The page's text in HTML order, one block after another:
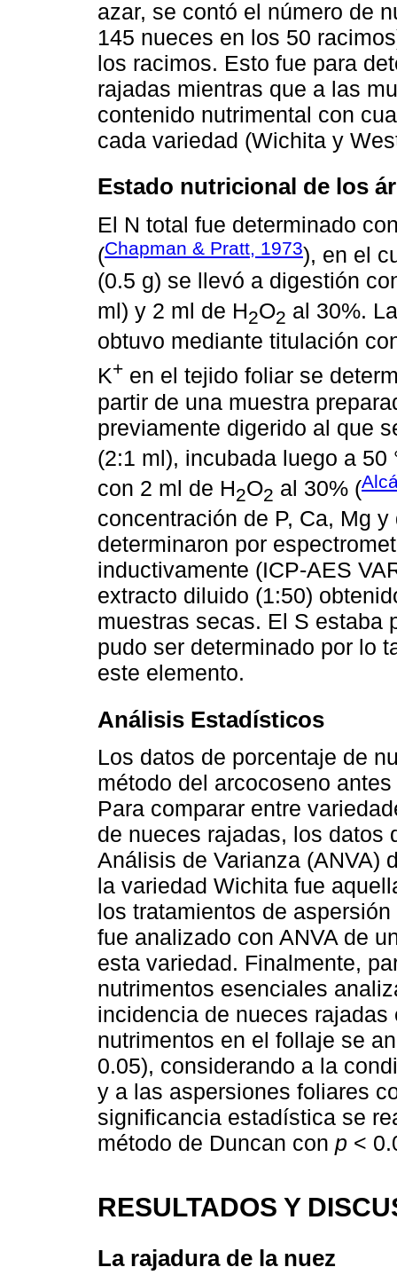
azar, se contó el número de
145 nueces en los 50
los racimos. Esto fue para
rajadas mientras que a las
contenido nutrimental con
cada variedad (Wichita y
Estado nutricional de los
El N total fue determinado
(Chapman & Pratt, 1973), en el
(0.5 g) se llevó a digestión
ml) y 2 ml de H2O2 al 30%.
obtuvo mediante titulación
K+ en el tejido foliar se
partir de una muestra
previamente digerido al que
(2:1 ml), incubada luego a
con 2 ml de H2O2 al 30% (
concentración de P, Ca, Mg
determinaron por
inductivamente (ICP-AES
extracto diluido (1:50)
muestras secas. El S estaba
pudo ser determinado por lo
este elemento.
Análisis Estadísticos
Los datos de porcentaje de
método del arcocoseno
Para comparar entre
de nueces rajadas, los datos
Análisis de Varianza (ANVA)
la variedad Wichita fue
los tratamientos de
fue analizado con ANVA de
esta variedad. Finalmente,
nutrimentos esenciales
incidencia de nueces
nutrimentos en el follaje se
0.05), considerando a la
y a las aspersiones foliares
significancia estadística se
método de Duncan con p <
RESULTADOS Y
La rajadura de la nuez